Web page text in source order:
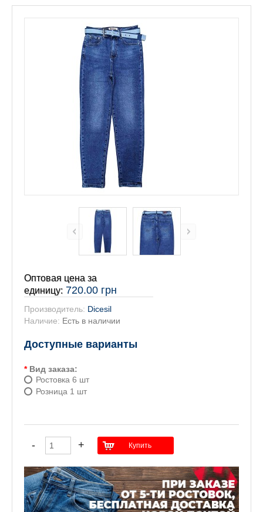
Оптовая цена за
единицу: 720.00 грн
Производитель: Dicesil
Наличие: Есть в наличии
Доступные варианты
* Вид заказа:
Ростовка 6 шт
Розница 1 шт